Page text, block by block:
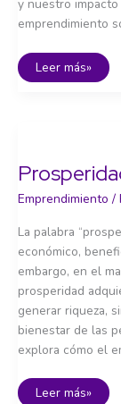
y nuestro
emprendimiento
Movilidad
Leer más»
Emprendimiento /
La palabra
económico,
embargo, en el
prosperidad
generar riqueza,
bienestar de las
explora cómo el
Prosperidad
Leer más»